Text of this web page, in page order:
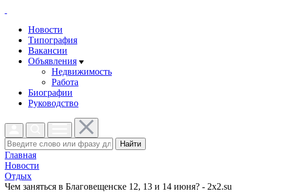
Новости
Типография
Вакансии
Объявления
Недвижимость
Работа
Биографии
Руководство
Найти
Главная
Новости
Отдых
Чем заняться в Благовещенске 12, 13 и 14 июня? - 2x2.su